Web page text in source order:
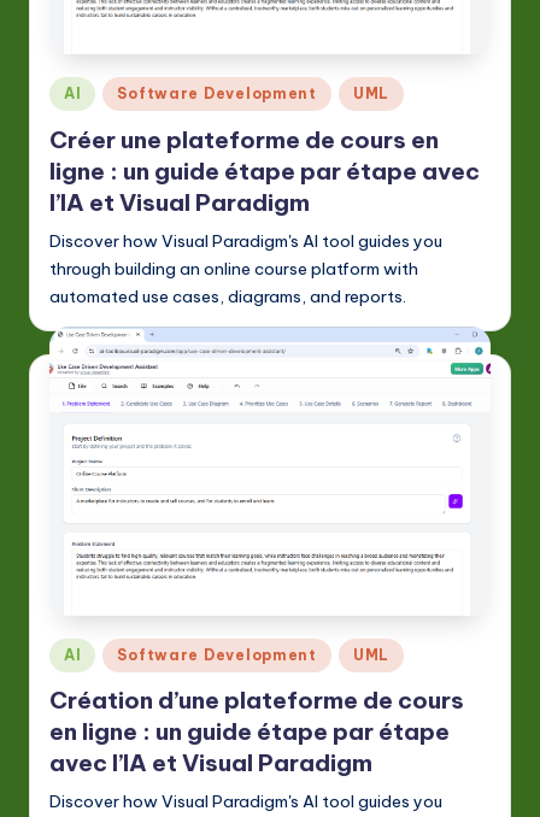
e
n
c
h
-
L
a
t
&
S
o
ft
w
Posted
in
AI Software Development UML
Créer une plateforme de cours en
ligne : un guide étape par étape avec
l’IA et Visual Paradigm
Discover how Visual Paradigm's AI tool guides you
through building an online course platform with
automated use cases, diagrams, and reports.
Posted
in
AI Software Development UML
Création d’une plateforme de cours
en ligne : un guide étape par étape
avec l’IA et Visual Paradigm
Discover how Visual Paradigm's AI tool guides you